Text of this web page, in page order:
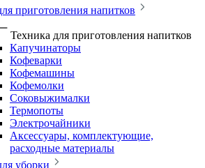
приготовления напитков
Техника для приготовления напитков
Капучинаторы
Кофеварки
Кофемашины
Кофемолки
Соковыжималки
Термопоты
Электрочайники
Аксессуары, комплектующие,
расходные материалы
уборки